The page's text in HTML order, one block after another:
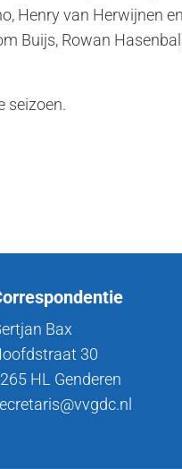
Henry van Herwijnen
Buijs, Rowan
seizoen.
Bax
30
HL Genderen